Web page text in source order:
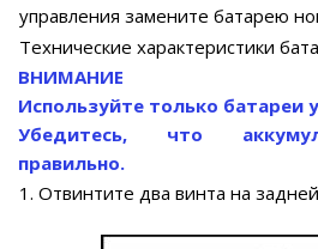
управления замените батарею
Технические характеристики
ВНИМАНИЕ
Используйте только батареи
Убедитесь, что
правильно.
1. Отвинтите два винта на